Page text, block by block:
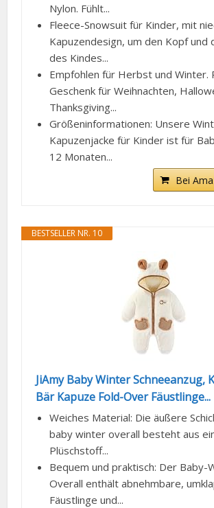
Nylon. Fühlt...
Fleece-Snowsuit für Kinder, mit
Kapuzendesign, um den Kopf und
des Kindes...
Empfohlen für Herbst und Winter.
Geschenk für Weihnachten,
Thanksgiving...
Größeninformationen: Unsere
Kapuzenjacke für Kinder ist für
12 Monaten...
Bei
BESTSELLER NR. 10
JiAmy Baby Winter Schneeanzug,
Bär Kapuze Fold-Over Fäustlinge...
Weiches Material: Die äußere
baby winter overall besteht aus
Plüschstoff...
Bequem und praktisch: Der Baby-
Overall enthält abnehmbare,
Fäustlinge und...